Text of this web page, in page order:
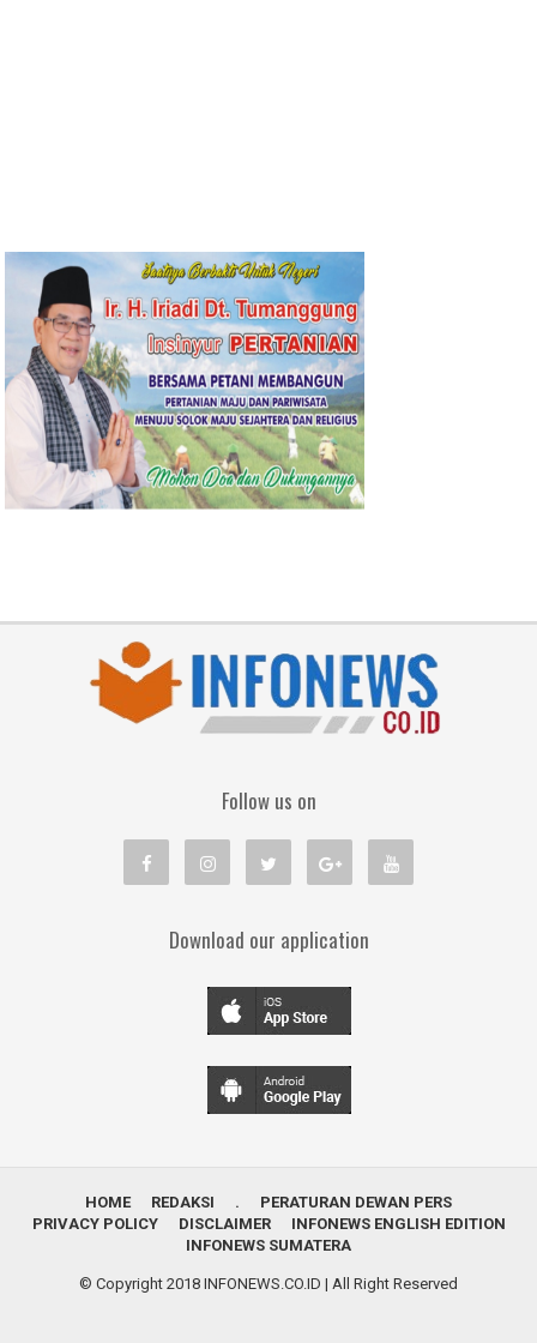
Follow us on
Download our application
HOME REDAKSI .
PERATURAN DEWAN PERS
PRIVACY POLICY
DISCLAIMER
INFONEWS ENGLISH EDITION
INFONEWS SUMATERA
© Copyright 2018 INFONEWS.CO.ID | All Right Reserved